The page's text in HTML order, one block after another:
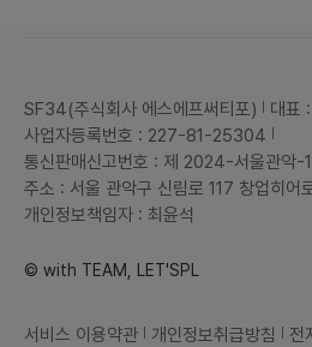
SF34(주식회사 에스에프써티포)
대표
사업자등록번호 : 227-81-25304
통신판매신고번호 : 제 2024-서울관악-
주소 : 서울 관악구 신림로 117 창업히
개인정보책임자 : 최윤석
© with TEAM, LET'SPL
서비스 이용약관 개인정보취급방침
전